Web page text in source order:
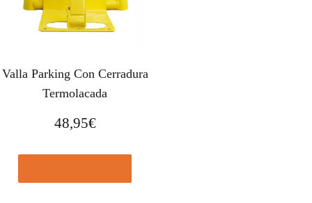
Valla Parking Con Cerradura
Termolacada
48,95€